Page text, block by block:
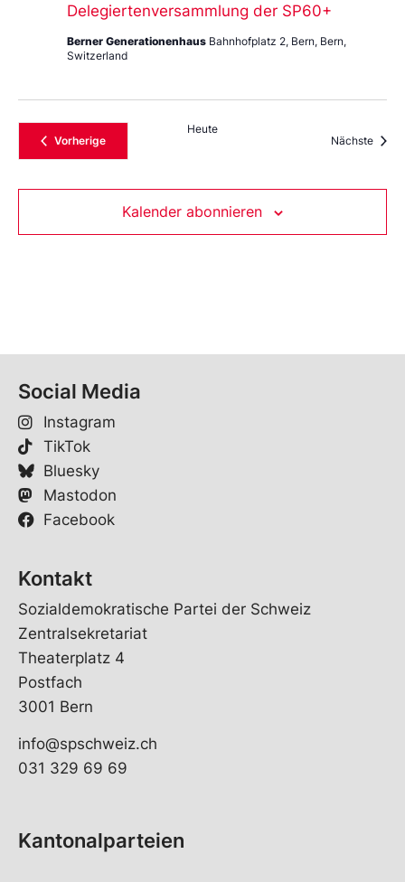
Delegiertenversammlung der SP60+
Berner Generationenhaus Bahnhofplatz 2, Bern, Bern,
Switzerland
VorherigeVeranstaltungen
Heute
Nächste
Kalender abonnieren
Social Media
Instagram
TikTok
Bluesky
Mastodon
Facebook
Kontakt
Sozialdemokratische Partei der Schweiz
Zentralsekretariat
Theaterplatz 4
Postfach
3001 Bern
info@spschweiz.ch
031 329 69 69
Kantonalparteien